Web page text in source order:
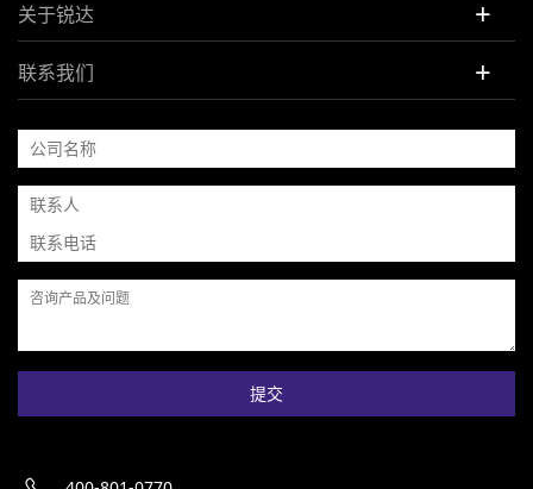
关于锐达 +
联系我们 +
提交